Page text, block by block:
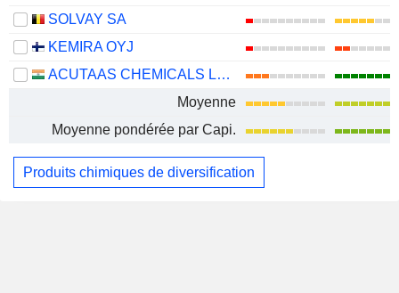
SOLVAY SA
KEMIRA OYJ
ACUTAAS CHEMICALS LIMITED
Moyenne
Moyenne pondérée par Capi.
Produits chimiques de diversification